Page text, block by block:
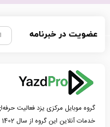
عضویت در خبرنامه